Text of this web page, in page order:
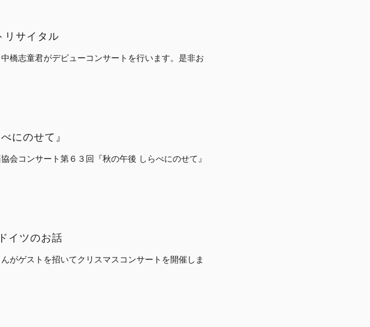
リサイタル
橋志童君がデビューコンサートを行います。是非お
にのせて』
会コンサート第６３回『秋の午後 しらべにのせて』
イツのお話
がゲストを招いてクリスマスコンサートを開催しま